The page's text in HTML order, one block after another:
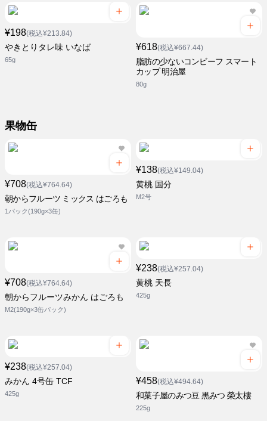
¥198(税込¥213.84)
やきとりタレ味 いなば
65g
¥618(税込¥667.44)
脂肪の少ないコンビーフ スマート
カップ 明治屋
80g
果物缶
¥708(税込¥764.64)
朝からフルーツ ミックス はごろも
1パック(190g×3缶)
¥138(税込¥149.04)
黄桃 国分
M2号
¥708(税込¥764.64)
朝からフルーツみかん はごろも
M2(190g×3缶パック)
¥238(税込¥257.04)
黄桃 天長
425g
¥238(税込¥257.04)
みかん 4号缶 TCF
425g
¥458(税込¥494.64)
和菓子屋のみつ豆 黒みつ 榮太樓
225g